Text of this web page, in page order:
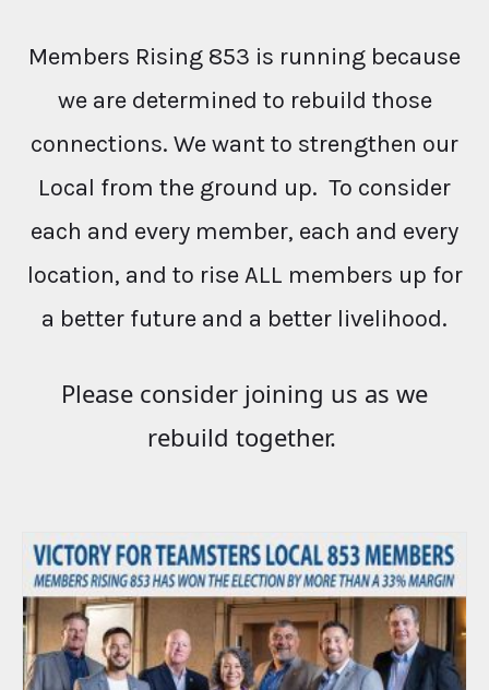
Members Rising 853 is running because
we are determined to rebuild those
connections. We want to strengthen our
Local from the ground up. To consider
each and every member, each and every
location, and to rise ALL members up for
a better future and a better livelihood.
Please consider joining us as we
rebuild together.